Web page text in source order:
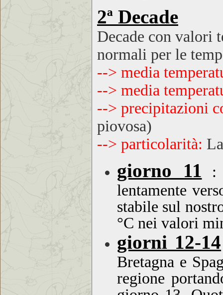
2ª Decade
Decade con valori
normali per le
--> media
--> media
--> precipitazioni
piovosa)
--> particolarità:
giorno 11 :
lentamente
stabile sul
°C nei valori
giorni 12-14
Bretagna e
regione